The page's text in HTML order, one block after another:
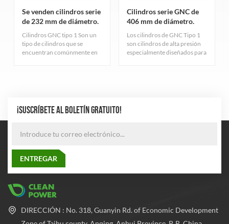
Se venden cilindros serie
de 232 mm de diámetro.
Cilindros GNC tipo 1 Son un
tipo de cilindros que se
encuentran comúnmente en
calidad.
Cilindros serie GNC de
406 mm de diámetro.
Los cilindros de GNC Tipo 1
son cilindros de alta presión
especialmente diseñados para
confiabilidad del cilindro.
¡SUSCRÍBETE AL BOLETÍN GRATUITO!
DIRECCIÓN : No. 318, Guanyin Rd. of Economic Development